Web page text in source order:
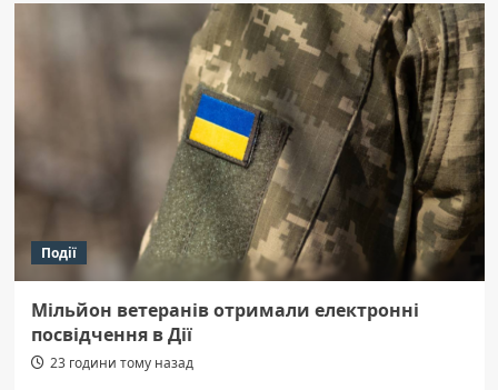
Події
Мільйон ветеранів отримали електронні
посвідчення в Дії
23 години тому назад